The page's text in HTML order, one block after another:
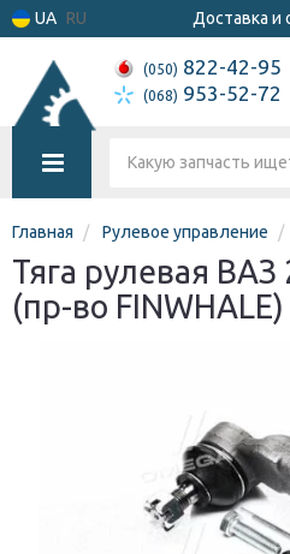
UA RU Доставка и
(050) 822-42-95
(068) 953-52-72
Главная Рулевое управление
Тяга рулевая ВАЗ
(пр-во FINWHALE)